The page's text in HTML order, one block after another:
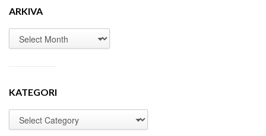
ARKIVA
KATEGORI